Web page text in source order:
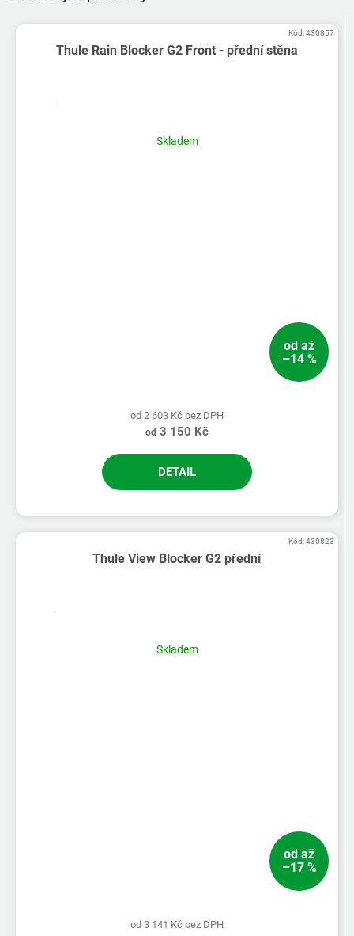
Thule Rain Blocker G2 Front - přední stěna
Skladem
od až
–14 %
od 2 603 Kč bez DPH
od 3 150 Kč
DETAIL
Kód:430857
Thule View Blocker G2 přední
Skladem
od až
–17 %
od 3 141 Kč bez DPH
Kód:430823